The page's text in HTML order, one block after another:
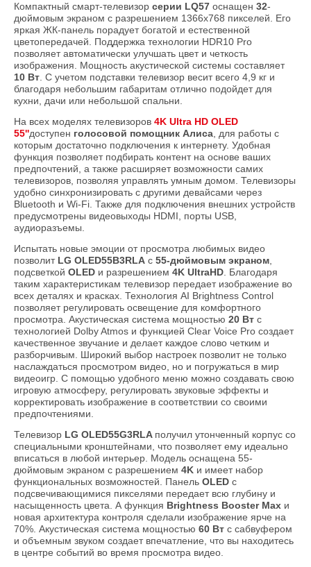
Компактный смарт-телевизор серии LQ57 оснащен 32-
дюймовым экраном с разрешением 1366x768 пикселей. Его
яркая ЖК-панель порадует богатой и естественной
цветопередачей. Поддержка технологии HDR10 Pro
позволяет автоматически улучшать цвет и четкость
изображения. Мощность акустической системы составляет
10 Вт. С учетом подставки телевизор весит всего 4,9 кг и
благодаря небольшим габаритам отлично подойдет для
кухни, дачи или небольшой спальни.
На всех моделях телевизоров 4K Ultra HD OLED
55''доступен голосовой помощник Алиса, для работы с
которым достаточно подключения к интернету. Удобная
функция позволяет подбирать контент на основе ваших
предпочтений, а также расширяет возможности самих
телевизоров, позволяя управлять умным домом. Телевизоры
удобно синхронизировать с другими девайсами через
Bluetooth и Wi-Fi. Также для подключения внешних устройств
предусмотрены видеовыходы HDMI, порты USB,
аудиоразъемы.
Испытать новые эмоции от просмотра любимых видео
позволит LG OLED55B3RLA с 55-дюймовым экраном,
подсветкой OLED и разрешением 4K UltraHD. Благодаря
таким характеристикам телевизор передает изображение во
всех деталях и красках. Технология AI Brightness Control
позволяет регулировать освещение для комфортного
просмотра. Акустическая система мощностью 20 Вт с
технологией Dolby Atmos и функцией Clear Voice Pro создает
качественное звучание и делает каждое слово четким и
разборчивым. Широкий выбор настроек позволит не только
наслаждаться просмотром видео, но и погружаться в мир
видеоигр. С помощью удобного меню можно создавать свою
игровую атмосферу, регулировать звуковые эффекты и
корректировать изображение в соответствии со своими
предпочтениями.
Телевизор LG OLED55G3RLA получил утонченный корпус со
специальными кронштейнами, что позволяет ему идеально
вписаться в любой интерьер. Модель оснащена 55-
дюймовым экраном с разрешением 4K и имеет набор
функциональных возможностей. Панель OLED с
подсвечивающимися пикселями передает всю глубину и
насыщенность цвета. А функция Brightness Booster Max и
новая архитектура контроля сделали изображение ярче на
70%. Акустическая система мощностью 60 Вт с сабвуфером
и объемным звуком создает впечатление, что вы находитесь
в центре событий во время просмотра видео.